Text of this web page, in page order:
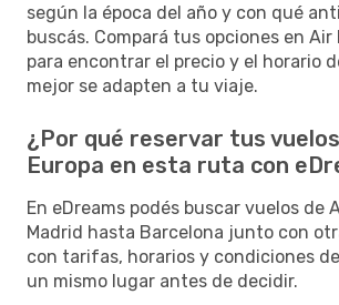
según la época del año y con qué
buscás. Compará tus opciones en Air
para encontrar el precio y el horario
mejor se adapten a tu viaje.
¿Por qué reservar tus
Europa en esta ruta con
En eDreams podés buscar vuelos de
Madrid hasta Barcelona junto con
con tarifas, horarios y condiciones
un mismo lugar antes de decidir.